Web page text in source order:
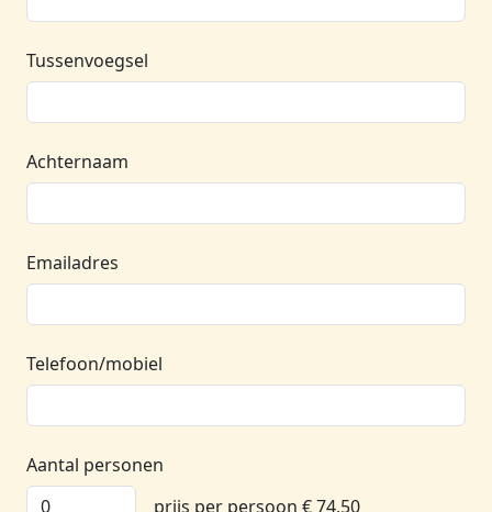
Tussenvoegsel
Achternaam
Emailadres
Telefoon/mobiel
Aantal personen
prijs per persoon € 74,50